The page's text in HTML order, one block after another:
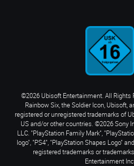
©2026 Ubisoft Entertainment. All Rights
Rainbow Six, the Soldier Icon, Ubisoft,
registered or unregistered trademarks of
US and/or other countries. ©2026 Sony
LLC. "PlayStation Family Mark",
logo", "PS4", "PlayStation Shapes Logo"
registered trademarks or
Entertainment